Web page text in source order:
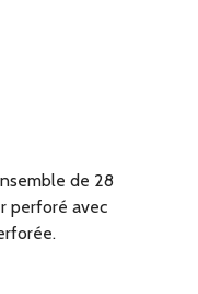
de 28
perforé avec